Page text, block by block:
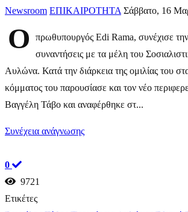
Newsroom ΕΠΙΚΑΙΡΟΤΗΤΑ Σάββατο, 16
Ο
πρωθυπουργός Edi Rama, συνέχισε
συναντήσεις με τα μέλη του
Αυλώνα. Κατά την διάρκεια της ομιλίας του
κόμματος του παρουσίασε και τον νέο
Βαγγέλη Τάβο και αναφέρθηκε στ...
Συνέχεια ανάγνωσης
0
9721
Ετικέτες